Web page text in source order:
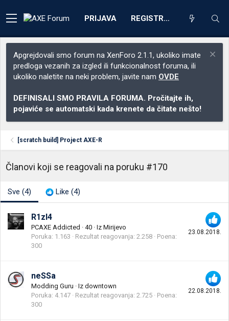
PRIJAVA REGISTRACIJA
Apgrejdovali smo forum na XenForo 2.1.1, ukoliko imate
predloga vezanih za izgled ili funkcionalnost foruma, ili
ukoliko naletite na neki problem, javite nam OVDE
DEFINISALI SMO PRAVILA FORUMA. Pročitajte ih,
pojaviće se automatski kada krenete da čitate nešto!
[scratch build] Project AXE-R
Članovi koji se reagovali na poruku #170
Sve (4) Like (4)
23.08.2018.
R1zl4
PCAXE Addicted · 40 · Iz Mirijevo
Poruka 1.163 Rezultat reagovanja 2.258
Poena
300
22.08.2018.
neSSa
Modding Guru · Iz downtown
Poruka 4.147 Rezultat reagovanja 2.725
Poena
300